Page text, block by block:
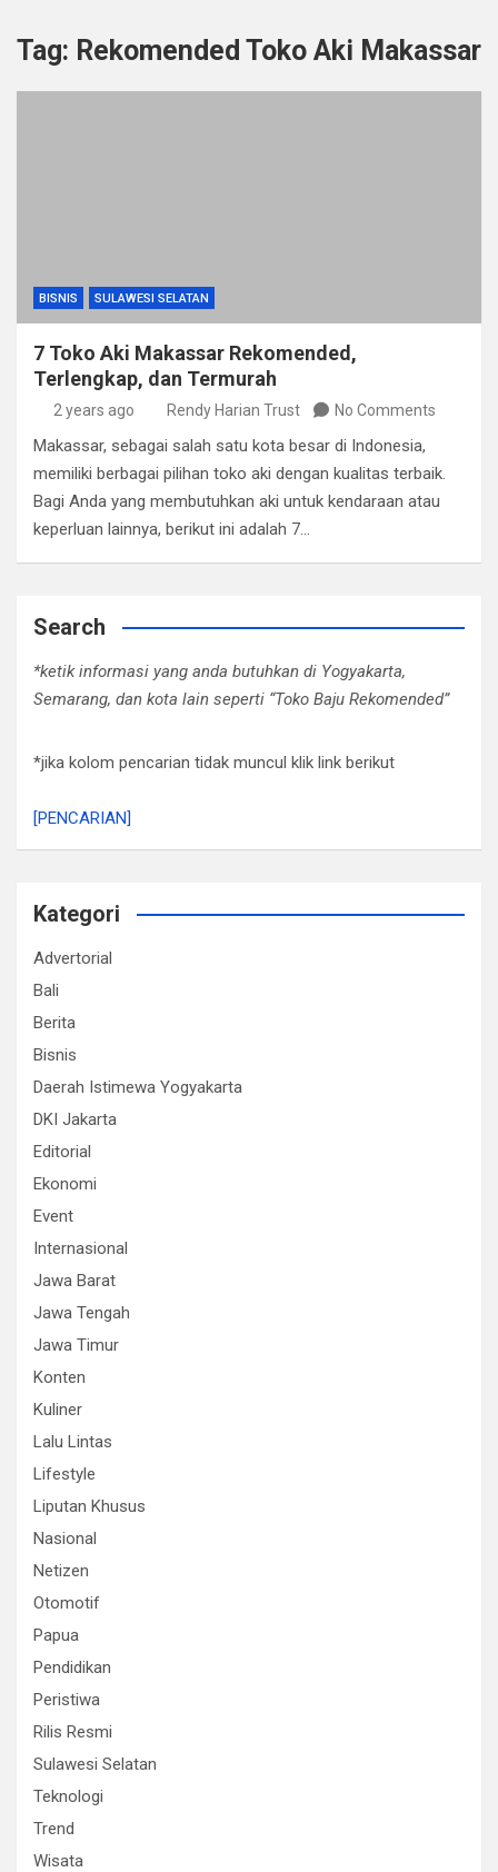
Tag: Rekomended Toko Aki Makassar
BISNIS SULAWESI SELATAN
7 Toko Aki Makassar Rekomended,
Terlengkap, dan Termurah
2 years ago Rendy Harian Trust No Comments
Makassar, sebagai salah satu kota besar di Indonesia,
memiliki berbagai pilihan toko aki dengan kualitas terbaik.
Bagi Anda yang membutuhkan aki untuk kendaraan atau
keperluan lainnya, berikut ini adalah 7…
Search
*ketik informasi yang anda butuhkan di Yogyakarta,
Semarang, dan kota lain seperti “Toko Baju Rekomended”
*jika kolom pencarian tidak muncul klik link berikut
[PENCARIAN]
Kategori
Advertorial
Bali
Berita
Bisnis
Daerah Istimewa Yogyakarta
DKI Jakarta
Editorial
Ekonomi
Event
Internasional
Jawa Barat
Jawa Tengah
Jawa Timur
Konten
Kuliner
Lalu Lintas
Lifestyle
Liputan Khusus
Nasional
Netizen
Otomotif
Papua
Pendidikan
Peristiwa
Rilis Resmi
Sulawesi Selatan
Teknologi
Trend
Wisata